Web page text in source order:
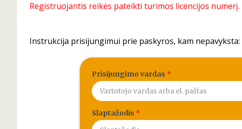
Registruojantis reikės pateikti turimos licencijos numerį.
Instrukcija prisijungimui prie paskyros, kam nepavyksta:
Prisijungimo vardas *
Slaptažodis *